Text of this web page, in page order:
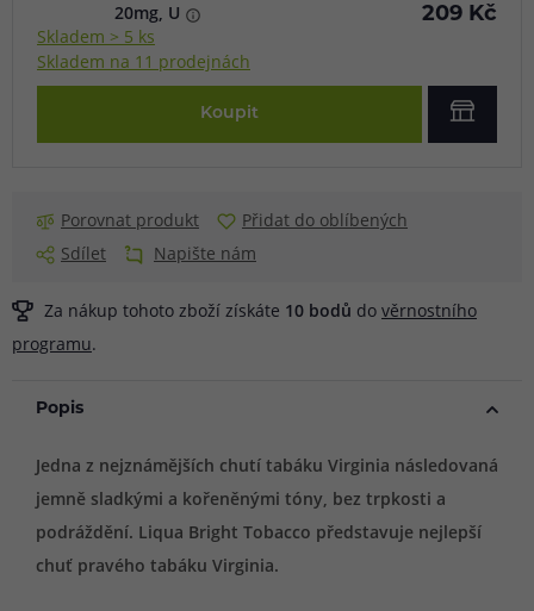
20mg, U
Skladem > 5 ks
Skladem na 11 prodejnách
209 Kč
Koupit
Porovnat produkt
Přidat do oblíbených
Sdílet
Napište nám
Za nákup tohoto zboží získáte 10 bodů do věrnostního
programu.
Popis
Jedna z nejznámějších chutí tabáku Virginia následovaná
jemně sladkými a kořeněnými tóny, bez trpkosti a
podráždění. Liqua Bright Tobacco představuje nejlepší
chuť pravého tabáku Virginia.